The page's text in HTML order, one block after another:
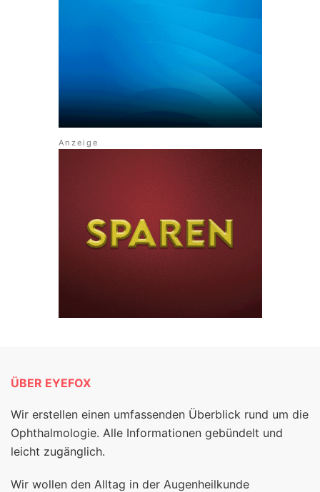
ÜBER EYEFOX
Wir erstellen einen umfassenden Überblick rund um die
Ophthalmologie. Alle Informationen gebündelt und
leicht zugänglich.
Wir wollen den Alltag in der Augenheilkunde